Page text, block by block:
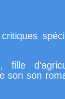
fille
son son